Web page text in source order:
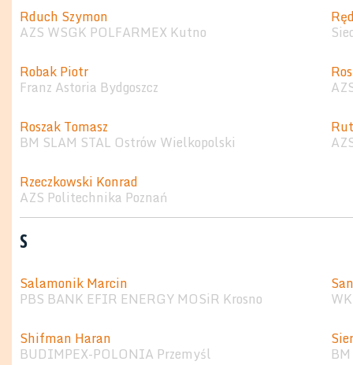
Rduch Szymon
AZS WSGK POLFARMEX Kutno
Robak Piotr
Franz Astoria Bydgoszcz
Roszak Tomasz
BM SLAM STAL Ostrów Wielkopolski
Rzeczkowski Konrad
AZS Politechnika Poznań
S
Salamonik Marcin
PBS BANK EFIR ENERGY MOSiR Krosno
Shifman Haran
BUDIMPEX-POLONIA Przemyśl